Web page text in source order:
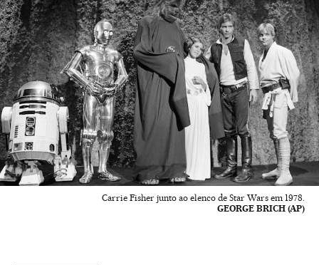
Carrie Fisher junto ao elenco de Star Wars em 1978.
GEORGE BRICH (AP)